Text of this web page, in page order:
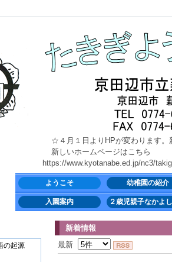
☆４月１日よりHPが変わります。
新しいホームページはこちら
nc3/takigi-
ようこそ 幼稚園の紹介
入園案内 ２歳児親子なかよ
新着情報
最新